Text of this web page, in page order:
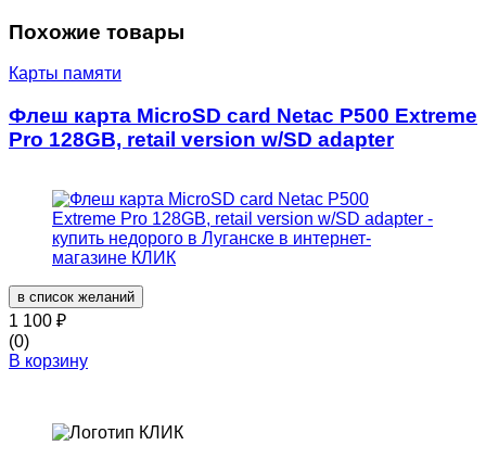
Похожие товары
Карты памяти
Флеш карта MicroSD card Netac P500 Extreme
Pro 128GB, retail version w/SD adapter
в список желаний
1 100 ₽
(0)
В корзину